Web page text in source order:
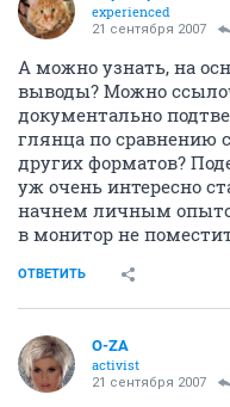
experienced
21 сентября 2007
А можно узнать, на
выводы? Можно
документально
глянца по
других форматов?
уж очень интересно
начнем личным
в монитор не
ОТВЕТИТЬ
O-ZA
activist
21 сентября 2007